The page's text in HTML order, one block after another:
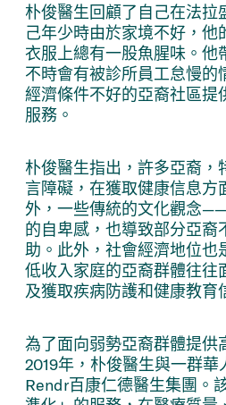
朴俊醫生回顧了自己在法拉
己年少時由於家境不好，他
衣服上總有一股魚腥味。他
不時會有被診所員工怠慢的
經濟條件不好的亞裔社區提
服務。
朴俊醫生指出，許多亞裔，
言障礙，在獲取健康信息方
外，一些傳統的文化觀念
的自卑感，也導致部分亞裔
助。此外，社會經濟地位也
低收入家庭的亞裔群體往往
及獲取疾病防護和健康教育
為了面向弱勢亞裔群體提供
2019年，朴俊醫生與一群華
Rendr百康仁德醫生集團。